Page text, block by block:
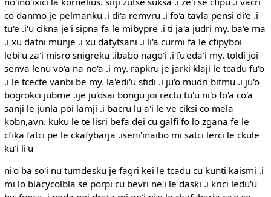
co danmo je pelmanku .i di'a remvru .i fo'a tavla pensi di'e .i
tu'e .i'u cikna je'i sipna fa le mibypre .i ti ja'a judri my. ba'e ma
.i xu datni munje .i xu datytsani .i li'a curmi fa le cfipyboi
lebi'u za'i misro snigreku .ibabo nago'i .i fu'eda'i my. toldi joi
senva lenu vo'a na no'a .i my. rapkru je jarki klaji le tcadu fu'o
.i le tcecte vanbi be my. la'edi'u stidi .i ju'o mudri bitmu .i ju'o
bogrokci jubme .ije ju'osai bongu joi rectu tu'u ni'o fo'a co'a
sanji le junla poi lamji .i bacru lu a'i le ve ciksi co mela
kobn,avn. kuku le te lisri befa dei cu galfi fo lo zgana fe le
cfika fatci pe le ckafybarja .iseni'inaibo mi satci lerci le ckule
ku'i li'u
ni'o ba so'i nu tumdesku je fagri kei le tcadu cu kunti kaismi .i
mi lo blacycolbla se porpi cu bevri ne'i le daski .i krici ledu'u